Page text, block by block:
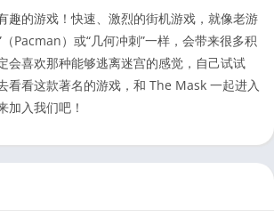
趣的游戏！快速、激烈的街机游戏，就像老游
（Pacman）或“几何冲刺”一样，会带来很多积
会喜欢那种能够逃离迷宫的感觉，自己试试
看看这款著名的游戏，和 The Mask 一起进入
加入我们吧！